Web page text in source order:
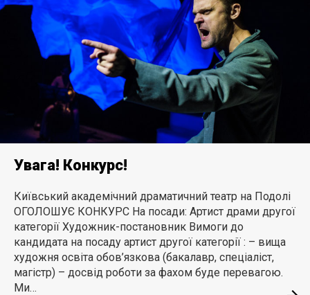
Увага! Конкурс!
Київський академічний драматичний театр на Подолі
ОГОЛОШУЄ КОНКУРС На посади: Артист драми другої
категорії Художник-постановник Вимоги до
кандидата на посаду артист другої категорії : – вища
художня освіта обов’язкова (бакалавр, спеціаліст,
магістр) – досвід роботи за фахом буде перевагою.
Ми…